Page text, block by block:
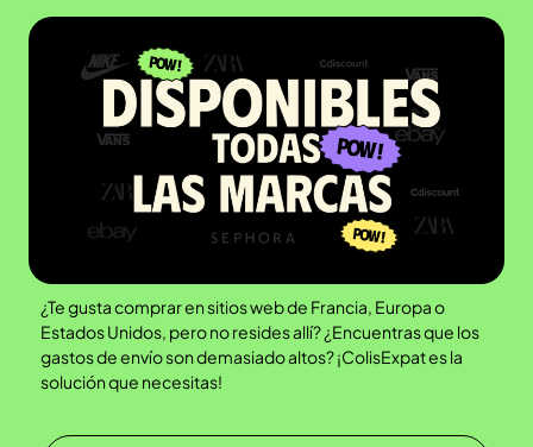
¿Te gusta comprar en sitios web de Francia, Europa o
Estados Unidos, pero no resides allí? ¿Encuentras que los
gastos de envío son demasiado altos? ¡ColisExpat es la
solución que necesitas!